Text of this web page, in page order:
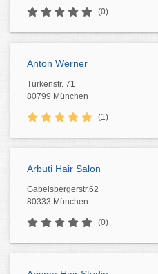
(0)
Anton Werner
Türkenstr. 71
80799 München
(1)
Arbuti Hair Salon
Gabelsbergerstr.62
80333 München
(0)